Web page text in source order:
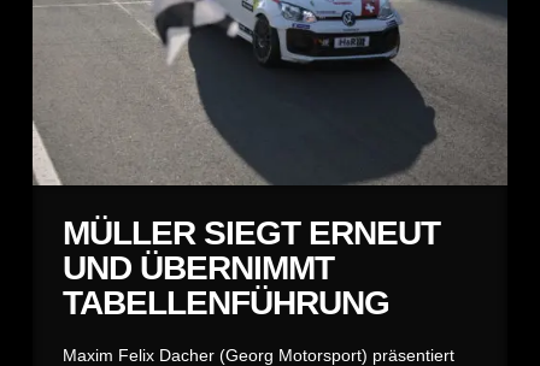
MÜLLER SIEGT ERNEUT
UND ÜBERNIMMT
TABELLENFÜHRUNG
Maxim Felix Dacher (Georg Motorsport) präsentiert